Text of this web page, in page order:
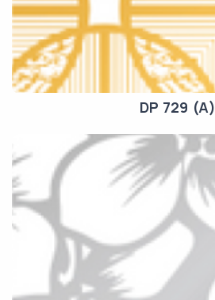
DP 729 (A)